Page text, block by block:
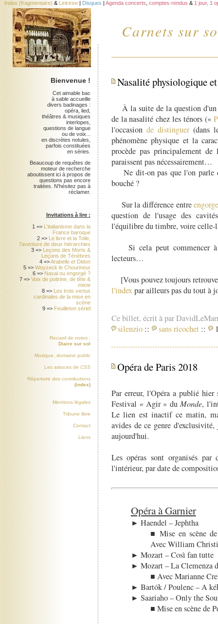
Carnets sur
Index (fragmentaire) & Linktree | Disques | Agenda concerts comptes-rendus & 1 jour, 1
Nasalité physiologique
À la suite de la question d'un
de la nasalité chez les ténors («
l'occasion de distinguer(dans
phénomène physique et la
procède pas principalement
paraissent pas nécessairement…
Ne dit-on pas que l'on parle
bouché ?
Sur la différence entre
question de l'usage des
l'équilibre du timbre, voire celle-
Si cela peut commencer à
lecteurs…
[Vous pouvez toujours
l'indexpar ailleurs pas du tout à
Ce billet, écrit à par
silenzio :: sans ricochet ::
Opéra de Paris 2018
Par erreur, l'Opéra a publié
Festival « Agir » duMonde,
Le lien est inactif ce matin,
avides de ce genre
aujourd'hui.
Les opéras sont organisés par
l'intérieur, par date de
Opéra à Garnier
► Haendel – Jephtha
■ Mise en scène
Avec William
► Mozart – Così fan tutte
► Mozart – La Clemenza
■ Avec Marianne
► Bartók / Poulenc – A
► Saariaho – Only the
■ Mise en scène de
Bienvenue !
Cet aimable bac
à sable accueille
divers badinages :
opéra, lied,
théâtres & musiques
interlopes,
questions de langue
ou de voix...
en discrètes notules,
parfois constituées
en séries.
Beaucoup de requêtes de
moteur de recherche
aboutissent ici à propos de
questions pas encore
traitées. N'hésitez pas à
réclamer.
Invitations à lire :
1 => L'italianisme dans la
France baroque
2 => Le livre et la Toile,
l'aventure de deux hiérarchies
3 => Leçons des Morts &
Leçons de Ténèbres
4 =>Arabelle et Didon
5 =>Woyzeck le Chourineur
6 => Nasal ou engorgé ?
7 =>Voix de poitrine, de tête &
mixte
8 => Les trois vertus
cardinales de la mise en
scène
9 => Feuilleton sériel
Recueil de notes :
Diaire sur sol
Musique, domaine public
Les astuces de CSS
Répertoire des contributions
(index)
Mentions légales
Tribune libre
Contact
Liens